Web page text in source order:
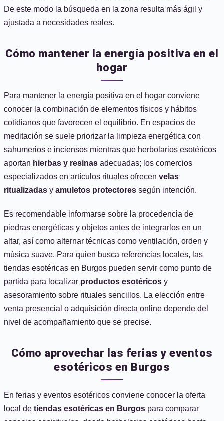
De este modo la búsqueda en la zona resulta más ágil y
ajustada a necesidades reales.
Cómo mantener la energía positiva en el
hogar
Para mantener la energía positiva en el hogar conviene
conocer la combinación de elementos físicos y hábitos
cotidianos que favorecen el equilibrio. En espacios de
meditación se suele priorizar la limpieza energética con
sahumerios e inciensos mientras que herbolarios esotéricos
aportan hierbas y resinas adecuadas; los comercios
especializados en artículos rituales ofrecen velas
ritualizadas y amuletos protectores según intención.
Es recomendable informarse sobre la procedencia de
piedras energéticas y objetos antes de integrarlos en un
altar, así como alternar técnicas como ventilación, orden y
música suave. Para quien busca referencias locales, las
tiendas esotéricas en Burgos pueden servir como punto de
partida para localizar productos esotéricos y
asesoramiento sobre rituales sencillos. La elección entre
venta presencial o adquisición directa online depende del
nivel de acompañamiento que se precise.
Cómo aprovechar las ferias y eventos
esotéricos en Burgos
En ferias y eventos esotéricos conviene conocer la oferta
local de tiendas esotéricas en Burgos para comparar